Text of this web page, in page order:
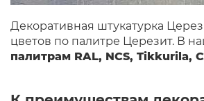
Декоративная штукатурка
цветов по палитре Церезит. В
палитрам RAL, NCS, Tikkurila,